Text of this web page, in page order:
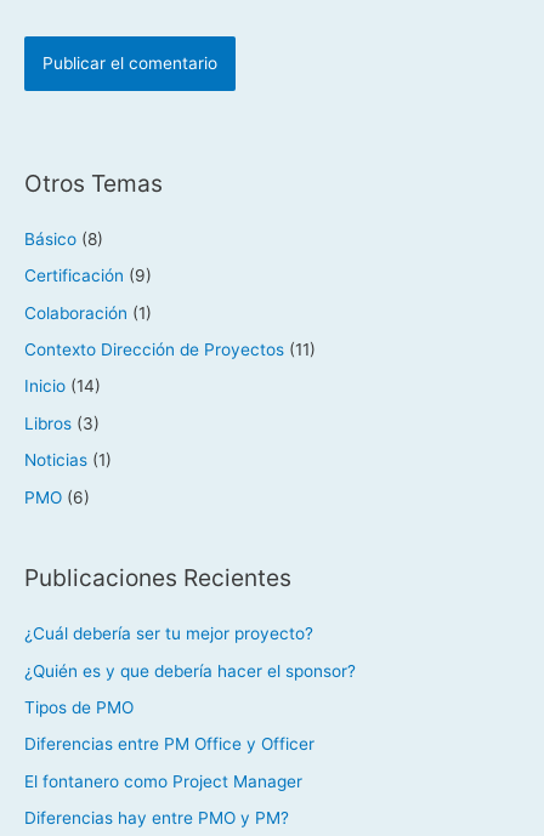
Otros Temas
Básico (8)
Certificación (9)
Colaboración (1)
Contexto Dirección de Proyectos (11)
Inicio (14)
Libros (3)
Noticias (1)
PMO (6)
Publicaciones Recientes
¿Cuál debería ser tu mejor proyecto?
¿Quién es y que debería hacer el sponsor?
Tipos de PMO
Diferencias entre PM Office y Officer
El fontanero como Project Manager
Diferencias hay entre PMO y PM?